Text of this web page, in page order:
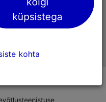
küpsistega
kohta